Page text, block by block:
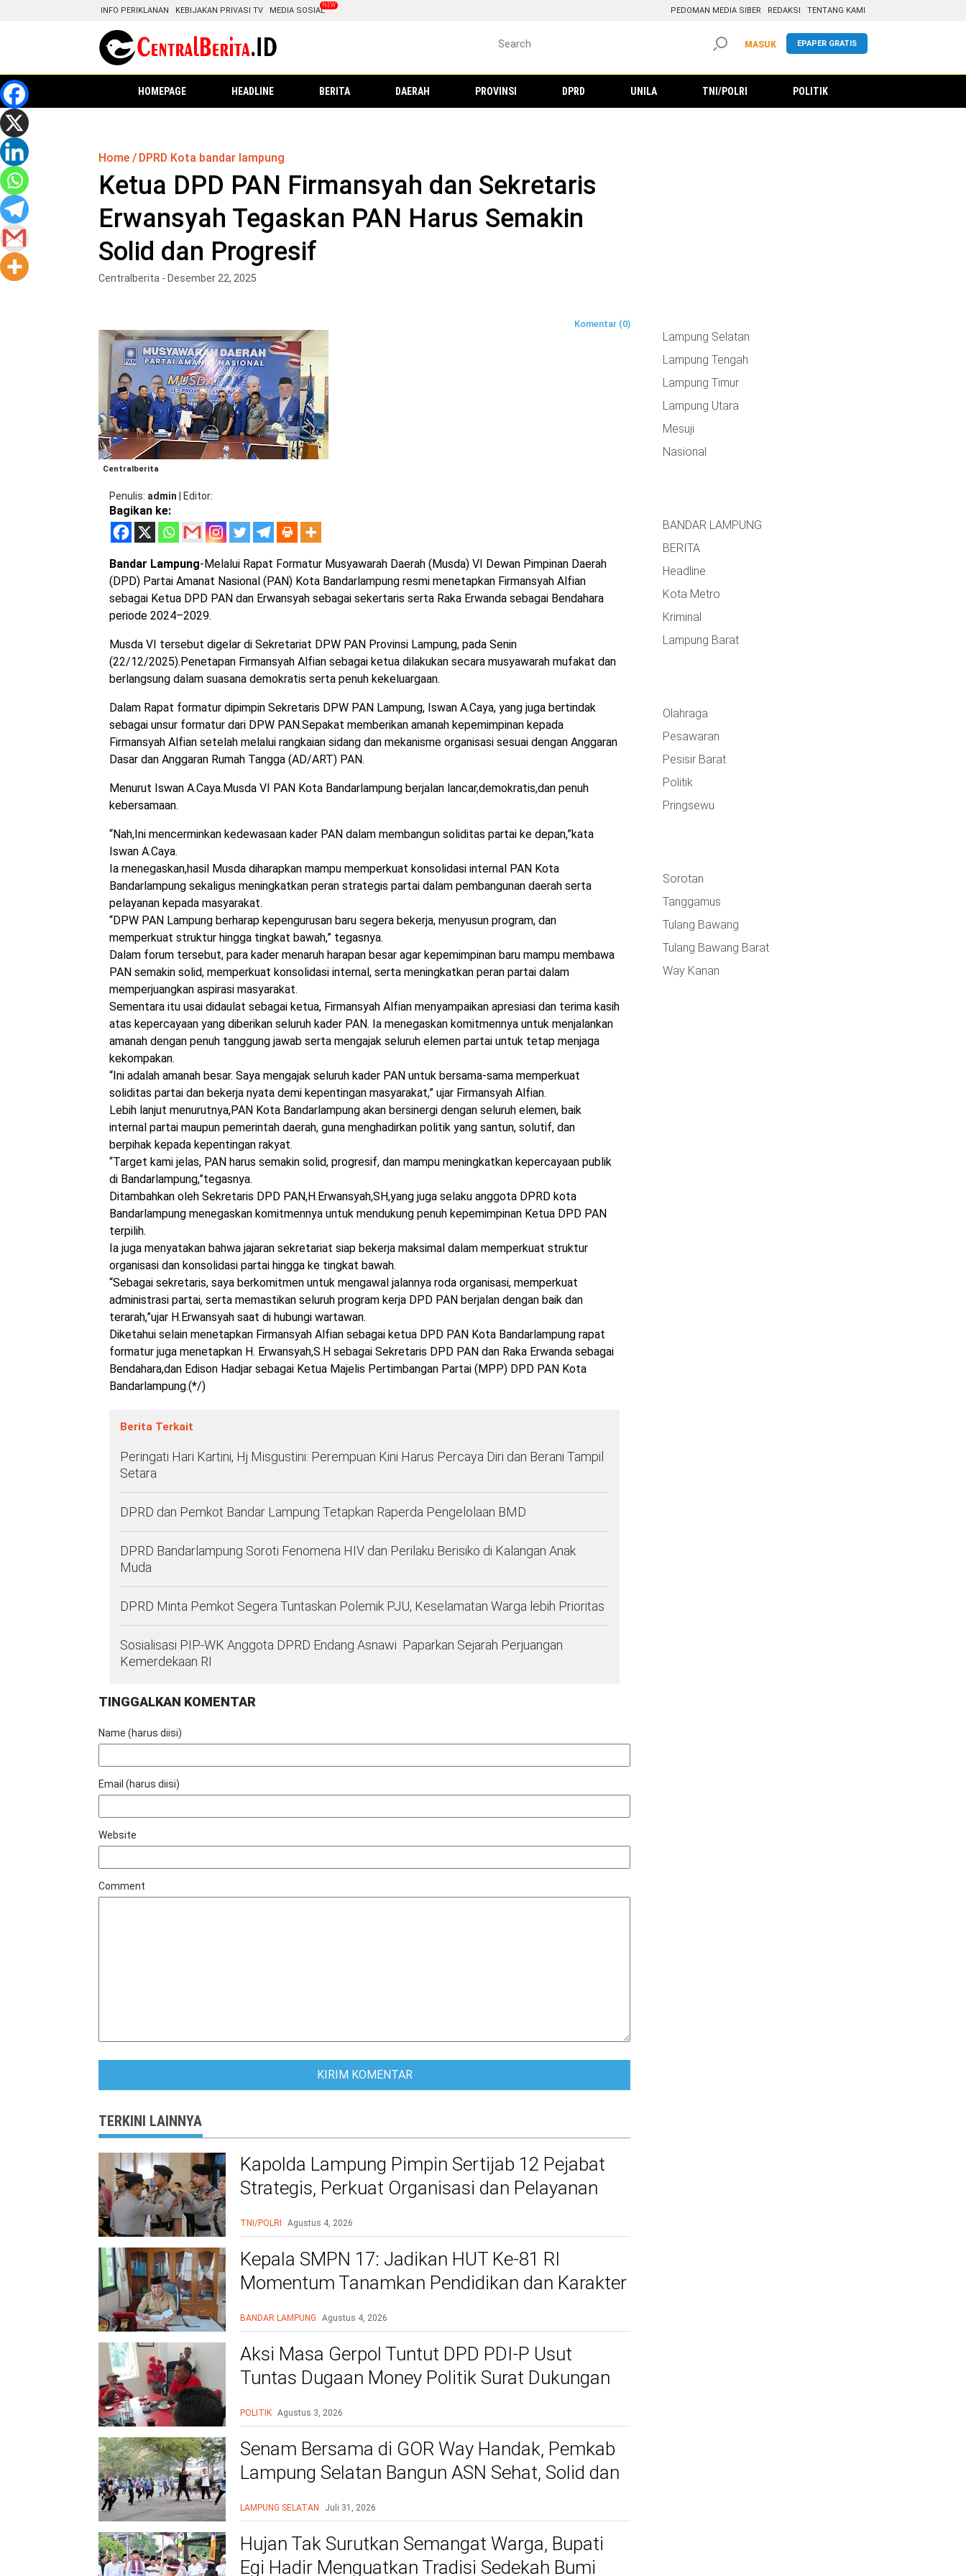
INFO PERIKLANAN KEBIJAKAN PRIVASI TV MEDIA SOSIAL PEDOMAN MEDIA SIBER REDAKSI TENTANG KAMI
EPAPER GRATIS
MASUK
HOMEPAGE HEADLINE BERITA DAERAH PROVINSI DPRD UNILA TNI/POLRI POLITIK
Home DPRD Kota bandar lampung
Ketua DPD PAN Firmansyah dan Sekretaris
Erwansyah Tegaskan PAN Harus Semakin
Solid dan Progresif
Centralberita - Desember 22, 2025
Komentar (0)
Centralberita
Penulis admin Editor
Bagikan ke:
Bandar Lampung-Melalui Rapat Formatur Musyawarah Daerah (Musda) VI Dewan Pimpinan Daerah
(DPD) Partai Amanat Nasional (PAN) Kota Bandarlampung resmi menetapkan Firmansyah Alfian
sebagai Ketua DPD PAN dan Erwansyah sebagai sekertaris serta Raka Erwanda sebagai Bendahara
periode 2024–2029.
Musda VI tersebut digelar di Sekretariat DPW PAN Provinsi Lampung, pada Senin
(22/12/2025).Penetapan Firmansyah Alfian sebagai ketua dilakukan secara musyawarah mufakat dan
berlangsung dalam suasana demokratis serta penuh kekeluargaan.
Dalam Rapat formatur dipimpin Sekretaris DPW PAN Lampung, Iswan A.Caya, yang juga bertindak
sebagai unsur formatur dari DPW PAN.Sepakat memberikan amanah kepemimpinan kepada
Firmansyah Alfian setelah melalui rangkaian sidang dan mekanisme organisasi sesuai dengan Anggaran
Dasar dan Anggaran Rumah Tangga (AD/ART) PAN.
Menurut Iswan A.Caya.Musda VI PAN Kota Bandarlampung berjalan lancar,demokratis,dan penuh
kebersamaan.
“Nah,Ini mencerminkan kedewasaan kader PAN dalam membangun soliditas partai ke depan,”kata
Iswan A.Caya.
Ia menegaskan,hasil Musda diharapkan mampu memperkuat konsolidasi internal PAN Kota
Bandarlampung sekaligus meningkatkan peran strategis partai dalam pembangunan daerah serta
pelayanan kepada masyarakat.
“DPW PAN Lampung berharap kepengurusan baru segera bekerja, menyusun program, dan
memperkuat struktur hingga tingkat bawah,” tegasnya.
Dalam forum tersebut, para kader menaruh harapan besar agar kepemimpinan baru mampu membawa
PAN semakin solid, memperkuat konsolidasi internal, serta meningkatkan peran partai dalam
memperjuangkan aspirasi masyarakat.
Sementara itu usai didaulat sebagai ketua, Firmansyah Alfian menyampaikan apresiasi dan terima kasih
atas kepercayaan yang diberikan seluruh kader PAN. Ia menegaskan komitmennya untuk menjalankan
amanah dengan penuh tanggung jawab serta mengajak seluruh elemen partai untuk tetap menjaga
kekompakan.
“Ini adalah amanah besar. Saya mengajak seluruh kader PAN untuk bersama-sama memperkuat
soliditas partai dan bekerja nyata demi kepentingan masyarakat,” ujar Firmansyah Alfian.
Lebih lanjut menurutnya,PAN Kota Bandarlampung akan bersinergi dengan seluruh elemen, baik
internal partai maupun pemerintah daerah, guna menghadirkan politik yang santun, solutif, dan
berpihak kepada kepentingan rakyat.
“Target kami jelas, PAN harus semakin solid, progresif, dan mampu meningkatkan kepercayaan publik
di Bandarlampung,”tegasnya.
Ditambahkan oleh Sekretaris DPD PAN,H.Erwansyah,SH,yang juga selaku anggota DPRD kota
Bandarlampung menegaskan komitmennya untuk mendukung penuh kepemimpinan Ketua DPD PAN
terpilih.
Ia juga menyatakan bahwa jajaran sekretariat siap bekerja maksimal dalam memperkuat struktur
organisasi dan konsolidasi partai hingga ke tingkat bawah.
“Sebagai sekretaris, saya berkomitmen untuk mengawal jalannya roda organisasi, memperkuat
administrasi partai, serta memastikan seluruh program kerja DPD PAN berjalan dengan baik dan
terarah,”ujar H.Erwansyah saat di hubungi wartawan.
Diketahui selain menetapkan Firmansyah Alfian sebagai ketua DPD PAN Kota Bandarlampung rapat
formatur juga menetapkan H. Erwansyah,S.H sebagai Sekretaris DPD PAN dan Raka Erwanda sebagai
Bendahara,dan Edison Hadjar sebagai Ketua Majelis Pertimbangan Partai (MPP) DPD PAN Kota
Bandarlampung.(*/)
Berita Terkait
Peringati Hari Kartini, Hj Misgustini: Perempuan Kini Harus Percaya Diri dan Berani Tampil
Setara
DPRD dan Pemkot Bandar Lampung Tetapkan Raperda Pengelolaan BMD
DPRD Bandarlampung Soroti Fenomena HIV dan Perilaku Berisiko di Kalangan Anak
Muda
DPRD Minta Pemkot Segera Tuntaskan Polemik PJU, Keselamatan Warga lebih Prioritas
Sosialisasi PIP-WK Anggota DPRD Endang Asnawi Paparkan Sejarah Perjuangan
Kemerdekaan RI
TINGGALKAN KOMENTAR
Name (harus diisi)
Email (harus diisi)
Website
Comment
TERKINI LAINNYA
Kapolda Lampung Pimpin Sertijab 12 Pejabat
Strategis, Perkuat Organisasi dan Pelayanan
TNI/POLRI Agustus 4, 2026
Kepala SMPN 17: Jadikan HUT Ke-81 RI
Momentum Tanamkan Pendidikan dan Karakter
BANDAR LAMPUNG Agustus 4, 2026
Aksi Masa Gerpol Tuntut DPD PDI-P Usut
Tuntas Dugaan Money Politik Surat Dukungan
POLITIK Agustus 3, 2026
Senam Bersama di GOR Way Handak, Pemkab
Lampung Selatan Bangun ASN Sehat, Solid dan
LAMPUNG SELATAN Juli 31, 2026
Hujan Tak Surutkan Semangat Warga, Bupati
Egi Hadir Menguatkan Tradisi Sedekah Bumi
Lampung Selatan
Lampung Tengah
Lampung Timur
Lampung Utara
Mesuji
Nasional
BANDAR LAMPUNG
BERITA
Headline
Kota Metro
Kriminal
Lampung Barat
Olahraga
Pesawaran
Pesisir Barat
Politik
Pringsewu
Sorotan
Tanggamus
Tulang Bawang
Tulang Bawang Barat
Way Kanan